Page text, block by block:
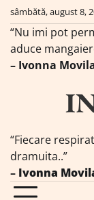
Skip
content
sâmbătă, august 8,
“Nu imi pot
aduce
– Ivonna
“Fiecare
dramuita..”
– Ivonna